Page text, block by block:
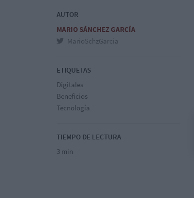
AUTOR
MARIO SÁNCHEZ GARCÍA
MarioSchzGarcia
ETIQUETAS
Digitales
Beneficios
Tecnología
TIEMPO DE LECTURA
3 min